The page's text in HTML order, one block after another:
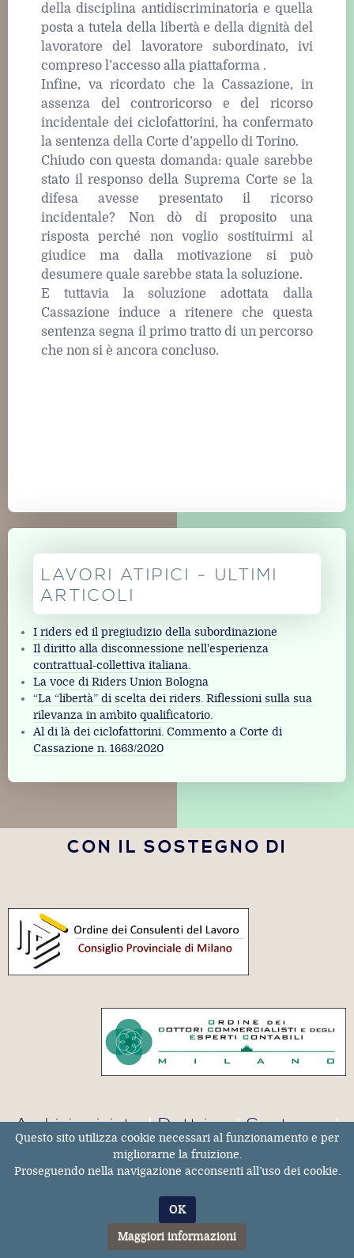
della disciplina antidiscriminatoria e quella
posta a tutela della libertà e della dignità del
lavoratore del lavoratore subordinato, ivi
compreso l’accesso alla piattaforma .
Infine, va ricordato che la Cassazione, in
assenza del controricorso e del ricorso
incidentale dei ciclofattorini, ha confermato
la sentenza della Corte d’appello di Torino.
Chiudo con questa domanda: quale sarebbe
stato il responso della Suprema Corte se la
difesa avesse presentato il ricorso
incidentale? Non dò di proposito una
risposta perché non voglio sostituirmi al
giudice ma dalla motivazione si può
desumere quale sarebbe stata la soluzione.
E tuttavia la soluzione adottata dalla
Cassazione induce a ritenere che questa
sentenza segna il primo tratto di un percorso
che non si è ancora concluso.
LAVORI ATIPICI - ULTIMI
ARTICOLI
I riders ed il pregiudizio della subordinazione
Il diritto alla disconnessione nell'esperienza
contrattual-collettiva italiana.
La voce di Riders Union Bologna
“La “libertà” di scelta dei riders. Riflessioni sulla sua
rilevanza in ambito qualificatorio.
Al di là dei ciclofattorini. Commento a Corte di
Cassazione n. 1663/2020
CON IL SOSTEGNO DI
Archivio rivista|Dottrina|Sentenze|
Chi siamo|Informativa privacy
Iscriviti alla Newsletter
COLLABORA CON NOI
Questo sito utilizza cookie necessari al funzionamento e per
migliorarne la fruizione.
Proseguendo nella navigazione acconsenti all’uso dei cookie.
OK
Maggiori informazioni